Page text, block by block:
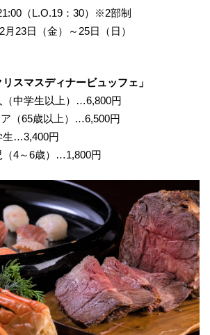
（L.O.19：30）※2部制
23日（金）～25日（日）
リスマスディナービュッフェ 」
学生以上）…6,800円
以上）…6,500円
円
）…1,800円